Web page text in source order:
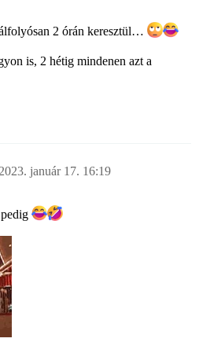
2 órán keresztül…
is, 2 hétig mindenen azt a
2023. január 17. 16:19